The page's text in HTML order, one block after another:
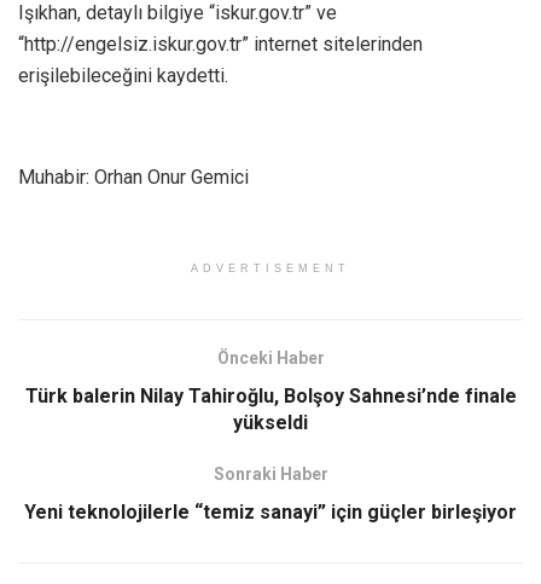
Işıkhan, detaylı bilgiye “iskur.gov.tr” ve
“http://engelsiz.iskur.gov.tr” internet sitelerinden
erişilebileceğini kaydetti.
Muhabir: Orhan Onur Gemici
ADVERTISEMENT
Önceki Haber
Türk balerin Nilay Tahiroğlu, Bolşoy Sahnesi’nde finale
yükseldi
Sonraki Haber
Yeni teknolojilerle “temiz sanayi” için güçler birleşiyor